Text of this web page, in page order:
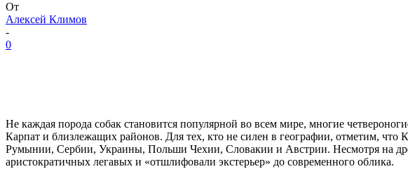
От
Алексей Климов
-
0
Не каждая порода собак становится популярной во всем мире, многие
Карпат и близлежащих районов. Для тех, кто не силен в географии, отметим,
Румынии, Сербии, Украины, Польши Чехии, Словакии и Австрии. Несмотря на
аристократичных легавых и «отшлифовали экстерьер» до современного облика.